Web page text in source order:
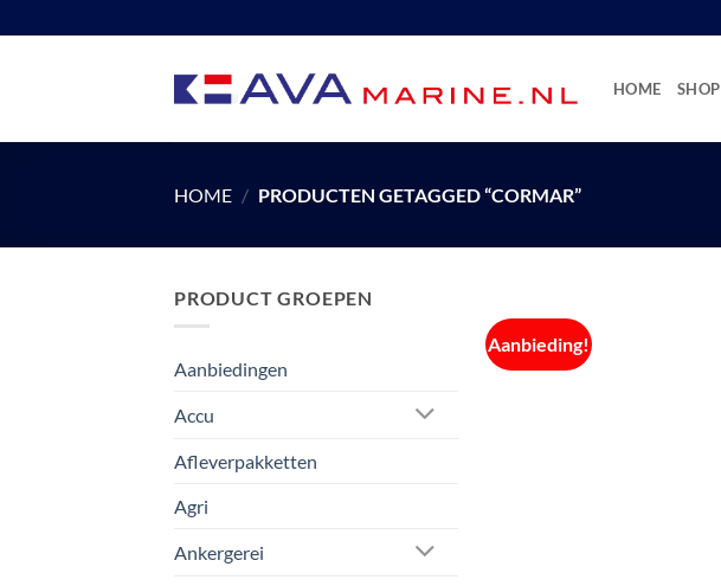
naar
HOME SHOP
HOME / PRODUCTEN GETAGGED “CORMAR”
PRODUCT GROEPEN
Aanbiedingen
Accu
Afleverpakketten
Agri
Ankergerei
Aanbieding!